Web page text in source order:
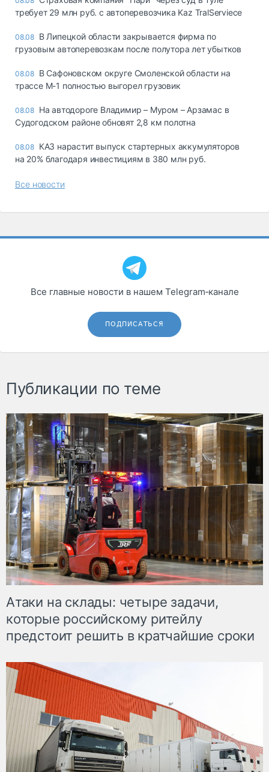
требует 29 млн руб. с автоперевозчика Kaz TralServiece
08.08 В Липецкой области закрывается фирма по
грузовым автоперевозкам после полутора лет убытков
08.08 В Сафоновском округе Смоленской области на
трассе М-1 полностью выгорел грузовик
08.08 На автодороге Владимир – Муром – Арзамас в
Судогодском районе обновят 2,8 км полотна
08.08 КАЗ нарастит выпуск стартерных аккумуляторов
на 20% благодаря инвестициям в 380 млн руб.
Все новости
Все главные новости в нашем Telegram‑канале
ПОДПИСАТЬСЯ
Публикации по теме
Атаки на склады: четыре задачи,
которые российскому ритейлу
предстоит решить в кратчайшие сроки